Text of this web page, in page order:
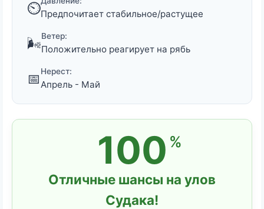
⏲️Предпочитает стабильное/растущее
🌬️Ветер:
Положительно реагирует на рябь
📅 Нерест:
Апрель - Май
100 %
Отличные шансы на улов
Судака!